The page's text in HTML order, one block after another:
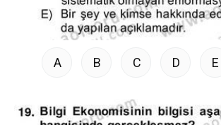
A B C D E